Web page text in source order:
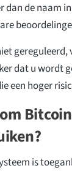
de naam
gereguleerd,
dat u wordt
een hoger
is